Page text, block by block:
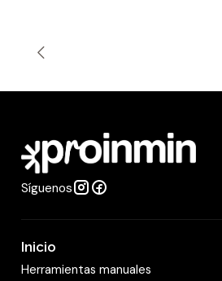
d
Síguenos
Inicio
Herramientas manuales